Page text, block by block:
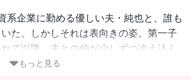
系企業に勤める優しい夫・純也と、誰も
た。しかしそれは表向きの姿。第一子
て以降、夫との仲が少しずつ冷え込ん
な中、夫の2台目の携帯を発見して中を
もっと見る